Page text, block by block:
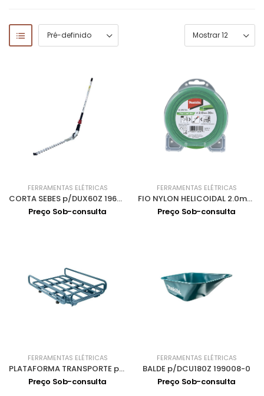
FERRAMENTAS ELÉTRICAS
CORTA SEBES p/DUX60Z 196345-3
Preço Sob-consulta
FERRAMENTAS ELÉTRICAS
FIO NYLON HELICOIDAL 2.0mm 30m E-01775
Preço Sob-consulta
FERRAMENTAS ELÉTRICAS
PLATAFORMA TRANSPORTE p/DCU180Z 199009-8
Preço Sob-consulta
FERRAMENTAS ELÉTRICAS
BALDE p/DCU180Z 199008-0
Preço Sob-consulta